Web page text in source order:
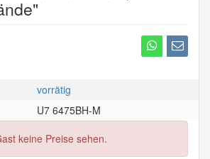
vorrätig
U7 6475BH-M
keine Preise sehen.